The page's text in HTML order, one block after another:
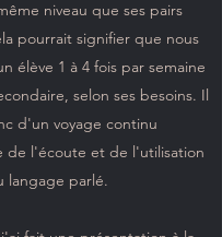
niveau que ses pairs
pourrait signifier que nous
élève 1 à 4 fois par semaine
selon ses besoins. Il
d'un voyage continu
de l'écoute et de l'utilisation
langage parlé.